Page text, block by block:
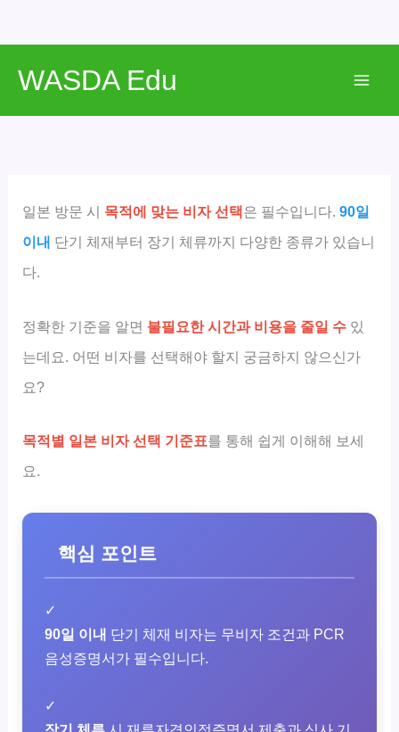
WASDA Edu
일본 방문 시 목적에 맞는 비자 선택은 필수입니다.90일
이내 단기 체재부터 장기 체류까지 다양한 종류가 있습니
다.
정확한 기준을 알면 불필요한 시간과 비용을 줄일 수 있
는데요. 어떤 비자를 선택해야 할지 궁금하지 않으신가
요?
목적별 일본 비자 선택 기준표를 통해 쉽게 이해해 보세
요.
핵심 포인트
✓
90일 이내 단기 체재 비자는 무비자 조건과 PCR
음성증명서가 필수입니다.
✓